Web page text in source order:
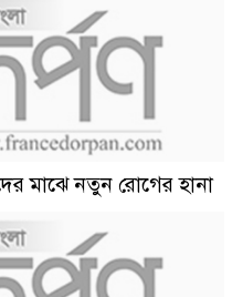
মাঝে নতুন রোগের হানা